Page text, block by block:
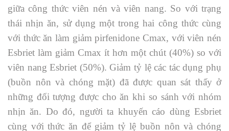
giữa công thức viên nén và viên nang. So với trạng
thái nhịn ăn, sử dụng một trong hai công thức cùng
với thức ăn làm giảm pirfenidone Cmax, với viên nén
Esbriet làm giảm Cmax ít hơn một chút (40%) so với
viên nang Esbriet (50%). Giảm tỷ lệ các tác dụng phụ
(buồn nôn và chóng mặt) đã được quan sát thấy ở
những đối tượng được cho ăn khi so sánh với nhóm
nhịn ăn. Do đó, người ta khuyến cáo dùng Esbriet
cùng với thức ăn để giảm tỷ lệ buồn nôn và chóng